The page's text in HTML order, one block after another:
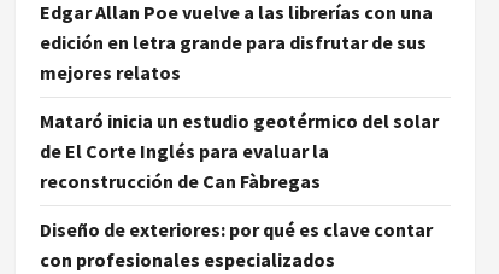
Edgar Allan Poe vuelve a las librerías con una
edición en letra grande para disfrutar de sus
mejores relatos
Mataró inicia un estudio geotérmico del solar
de El Corte Inglés para evaluar la
reconstrucción de Can Fàbregas
Diseño de exteriores: por qué es clave contar
con profesionales especializados